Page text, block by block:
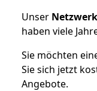
Unser Netzwerk
haben viele
Sie möchten
Sie sich jetzt
Angebote.